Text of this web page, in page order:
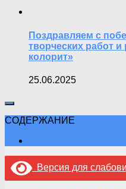
Поздравляем с
творческих работ
колорит»
25.06.2025
СОДЕРЖАНИЕ
Версия для